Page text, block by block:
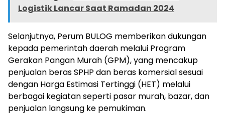
Logistik Lancar Saat Ramadan 2024
Selanjutnya, Perum BULOG memberikan dukungan
kepada pemerintah daerah melalui Program
Gerakan Pangan Murah (GPM), yang mencakup
penjualan beras SPHP dan beras komersial sesuai
dengan Harga Estimasi Tertinggi (HET) melalui
berbagai kegiatan seperti pasar murah, bazar, dan
penjualan langsung ke pemukiman.